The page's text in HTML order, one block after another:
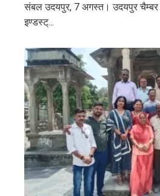
संबल उदयपुर, 7 अगस्त। उदयपुर
इण्डस्ट्...